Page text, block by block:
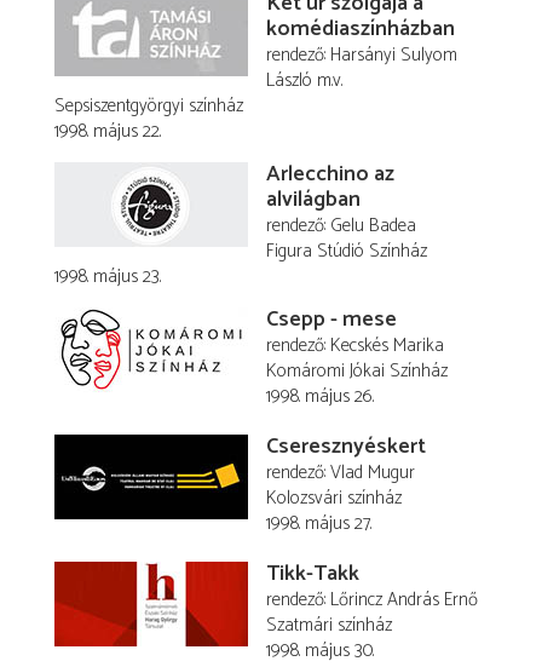
komédiaszínházban
rendező Harsányi Sulyom
László m.v.
Sepsiszentgyörgyi színház
1998. május 22.
Arlecchino az
alvilágban
rendező Gelu Badea
Figura Stúdió Színház
1998. május 23.
Csepp - mese
rendező Kecskés Marika
Komáromi Jókai Színház
1998. május 26.
Cseresznyéskert
rendező Vlad Mugur
Kolozsvári színház
1998. május 27.
Tikk-Takk
rendező Lőrincz András Ernő
Szatmári színház
1998. május 30.